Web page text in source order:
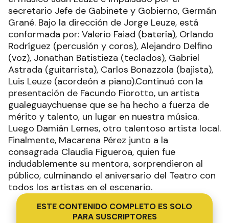
secretario Jefe de Gabinete y Gobierno, Germán
Grané. Bajo la dirección de Jorge Leuze, está
conformada por: Valerio Faiad (batería), Orlando
Rodríguez (percusión y coros), Alejandro Delfino
(voz), Jonathan Batistieza (teclados), Gabriel
Astrada (guitarrista), Carlos Bonazzola (bajista),
Luis Leuze (acordeón a piano).Continuó con la
presentación de Facundo Fiorotto, un artista
gualeguaychuense que se ha hecho a fuerza de
mérito y talento, un lugar en nuestra música.
Luego Damián Lemes, otro talentoso artista local.
Finalmente, Macarena Pérez junto a la
consagrada Claudia Figueroa, quien fue
indudablemente su mentora, sorprendieron al
público, culminando el aniversario del Teatro con
todos los artistas en el escenario.
ESTE CONTENIDO COMPLETO ES SOLO
PARA SUSCRIPTORES